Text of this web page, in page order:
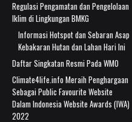
Regulasi Pengamatan dan Pengelolaan
Iklim di Lingkungan BMKG
Informasi Hotspot dan Sebaran Asap
Kebakaran Hutan dan Lahan Hari Ini
Daftar Singkatan Resmi Pada WMO
Climate4life.info Meraih Penghargaan
Sebagai Public Favourite Website
Dalam Indonesia Website Awards (IWA)
2022